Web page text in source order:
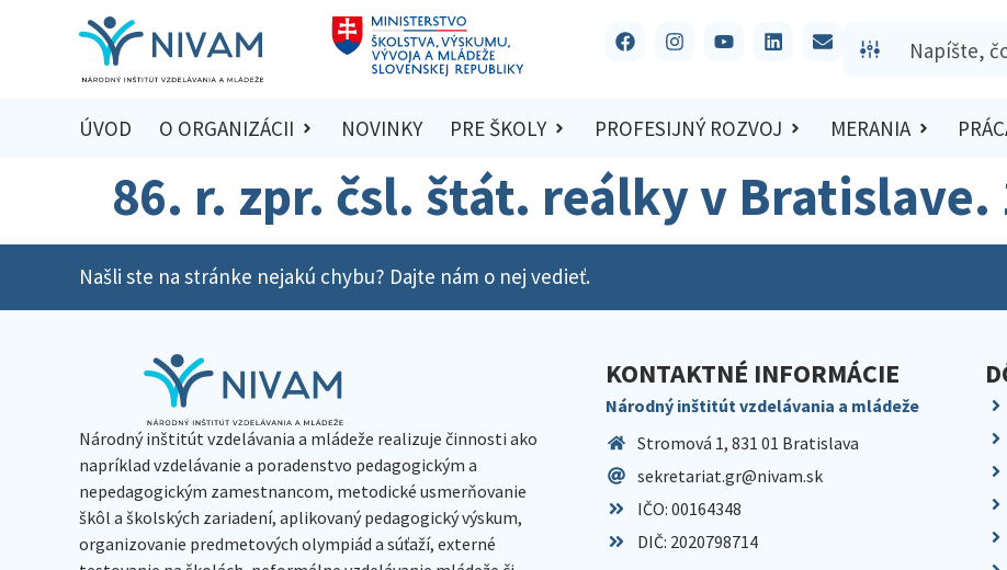
ÚVOD O ORGANIZÁCII NOVINKY PRE ŠKOLY PROFESIJNÝ ROZVOJ MERANIA
86. r. zpr. čsl. štát. reálky v Bratislave.
Našli ste na stránke nejakú chybu? Dajte nám o nej vedieť.
Národný inštitút vzdelávania a mládeže realizuje činnosti ako
napríklad vzdelávanie a poradenstvo pedagogickým a
nepedagogickým zamestnancom, metodické usmerňovanie
škôl a školských zariadení, aplikovaný pedagogický výskum,
organizovanie predmetových olympiád a súťaží, externé
KONTAKTNÉ INFORMÁCIE
Národný inštitút vzdelávania a mládeže
Stromová 1, 831 01 Bratislava
sekretariat.gr@nivam.sk
IČO: 00164348
DIČ: 2020798714